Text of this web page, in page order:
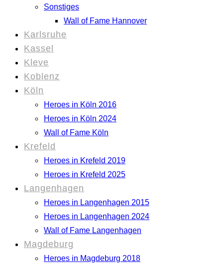
Sonstiges
Wall of Fame Hannover
Karlsruhe
Kassel
Kleve
Koblenz
Köln
Heroes in Köln 2016
Heroes in Köln 2024
Wall of Fame Köln
Krefeld
Heroes in Krefeld 2019
Heroes in Krefeld 2025
Langenhagen
Heroes in Langenhagen 2015
Heroes in Langenhagen 2024
Wall of Fame Langenhagen
Magdeburg
Heroes in Magdeburg 2018